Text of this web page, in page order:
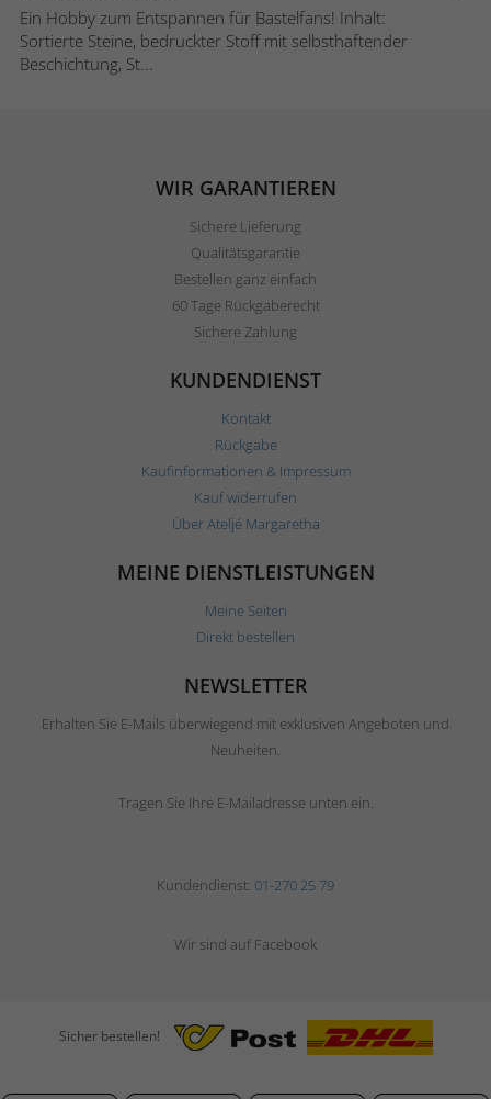
Ein Hobby zum Entspannen für Bastelfans! Inhalt:
Sortierte Steine, bedruckter Stoff mit selbsthaftender
Beschichtung, St...
WIR GARANTIEREN
Sichere Lieferung
Qualitätsgarantie
Bestellen ganz einfach
60 Tage Rückgaberecht
Sichere Zahlung
KUNDENDIENST
Kontakt
Rückgabe
Kaufinformationen & Impressum
Kauf widerrufen
Über Ateljé Margaretha
MEINE DIENSTLEISTUNGEN
Meine Seiten
Direkt bestellen
NEWSLETTER
Erhalten Sie E-Mails überwiegend mit exklusiven Angeboten und
Neuheiten.
Tragen Sie Ihre E-Mailadresse unten ein.
Kundendienst: 01-270 25 79
Wir sind auf Facebook
Sicher bestellen!